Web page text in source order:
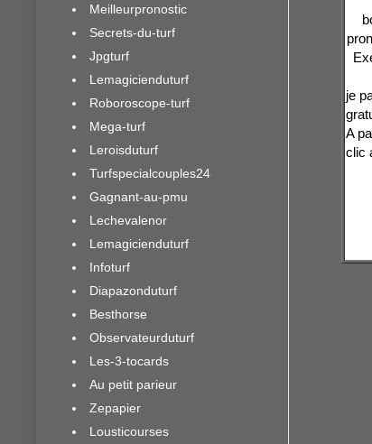
je
A
clic
Meilleurpronostic
Secrets-du-turf
Jpgturf
Lemagicienduturf
Roboroscope-turf
Mega-turf
Leroisduturf
Turfspecialcouples24
Gagnant-au-pmu
Lechevalenor
Lemagicienduturf
Infoturf
Diapazonduturf
Besthorse
Observateurduturf
Les-3-tocards
Au petit parieur
Zepapier
Lousticourses